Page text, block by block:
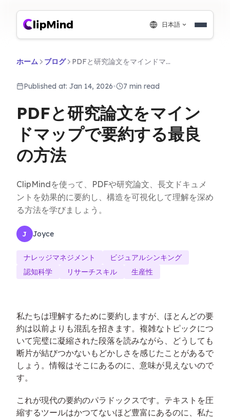
日本語
ホーム ブログ PDFと研究論文をマインドマップで要約する最良の方法
Published at: Jan 14, 2026• 7 min read
PDFと研究論文をマイン
ドマップで要約する最良
の方法
ClipMindを使って、PDFや研究論文、長文ドキュメ
ントを効果的に要約し、構造を可視化して理解を深め
る方法を学びましょう。
J Joyce
ナレッジマネジメント
ビジュアルシンキング
認知科学
リサーチスキル 生産性
私たちは理解するために要約しますが、ほとんどの要
約は以前よりも混乱を招きます。複雑なトピックにつ
いて完璧に凝縮された段落を読みながら、どうしても
断片が結びつかないもどかしさを感じたことがあるで
しょう。情報はそこにあるのに、意味が見えないので
す。
これが現代の要約のパラドックスです。テキストを圧
縮するツールはかつてないほど豊富にあるのに、私た